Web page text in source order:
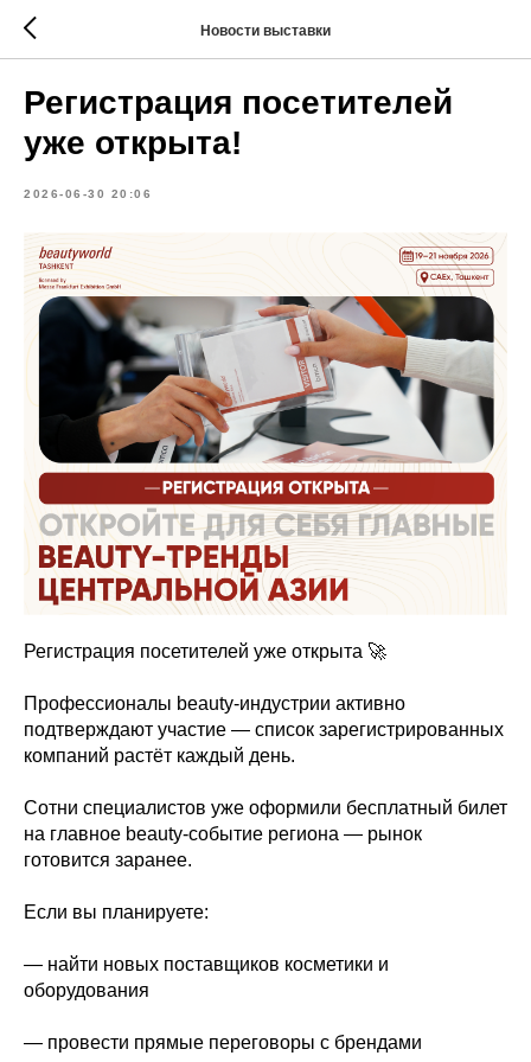
Новости выставки
Регистрация посетителей
уже открыта!
2026-06-30 20:06
Регистрация посетителей уже открыта 🚀
Профессионалы beauty-индустрии активно
подтверждают участие — список зарегистрированных
компаний растёт каждый день.
Сотни специалистов уже оформили бесплатный билет
на главное beauty-событие региона — рынок
готовится заранее.
Если вы планируете:
— найти новых поставщиков косметики и
оборудования
— провести прямые переговоры с брендами